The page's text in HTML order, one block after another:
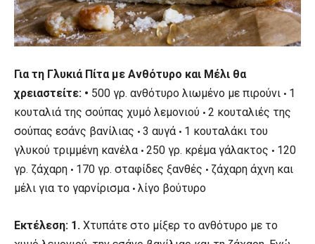
Για τη Γλυκιά Πίτα με Ανθότυρο και Μέλι θα
χρειαστείτε: • 500 γρ. ανθότυρο λιωμένο με πιρούνι • 1
κουταλιά της σούπας χυμό λεμονιού • 2 κουταλιές της
σούπας εσάνς βανίλιας • 3 αυγά • 1 κουταλάκι του
γλυκού τριμμένη κανέλα • 250 γρ. κρέμα γάλακτος • 120
γρ. ζάχαρη • 170 γρ. σταφίδες ξανθές • ζάχαρη άχνη και
μέλι για το γαρνίρισμα • λίγο βούτυρο
Εκτέλεση: 1. Χτυπάτε στο μίξερ το ανθότυρο με το